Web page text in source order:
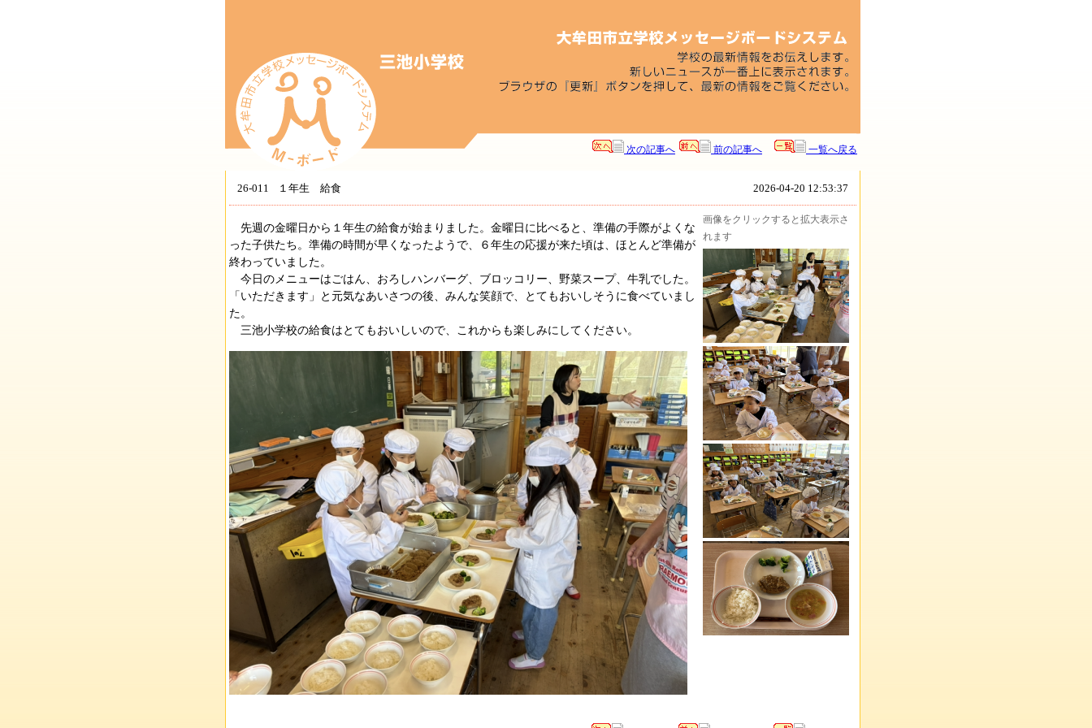
次の記事へ 前の記事へ 一覧へ戻る
26-011 １年生 給食 2026-04-20 12:53:37
先週の金曜日から１年生の給食が始まりました。金曜日に比べると、準備の手際がよくな
った子供たち。準備の時間が早くなったようで、６年生の応援が来た頃は、ほとんど準備が
終わっていました。
今日のメニューはごはん、おろしハンバーグ、ブロッコリー、野菜スープ、牛乳でした。
「いただきます」と元気なあいさつの後、みんな笑顔で、とてもおいしそうに食べていまし
た。
三池小学校の給食はとてもおいしいので、これからも楽しみにしてください。
画像をクリックすると拡大表示さ
れます